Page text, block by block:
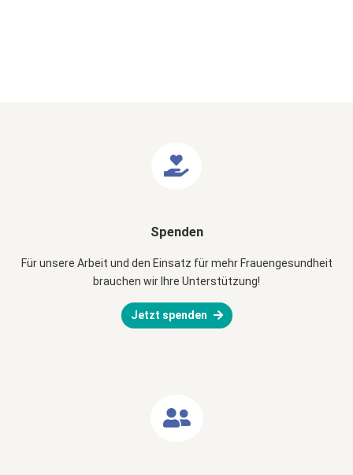
Spenden
Für unsere Arbeit und den Einsatz für mehr Frauengesundheit
brauchen wir Ihre Unterstützung!
Jetzt spenden